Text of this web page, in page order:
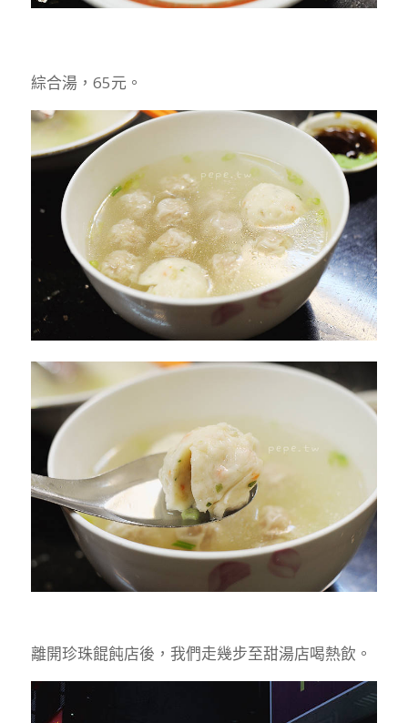
綜合湯，65元。
離開珍珠餛飩店後，我們走幾步至甜湯店喝熱飲。